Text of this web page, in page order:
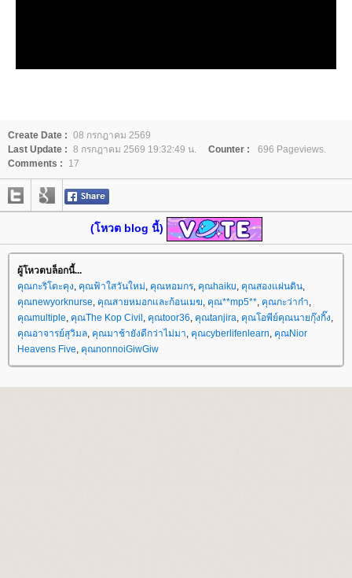
Create Date : 08 กรกฎาคม 2569
Last Update : 8 กรกฎาคม 2569 19:32:49 น. Counter :
696 Pageviews.
Comments :
17
(โหวต blog นี้)
ผู้โหวตบล็อกนี้...
คุณกะริโตะคุง, คุณฟ้าใสวันใหม่, คุณหอมกร, คุณhaiku, คุณสองแผ่นดิน,
คุณnewyorknurse, คุณสายหมอกและก้อนเมฆ, คุณ**mp5**, คุณกะว่าก๋า,
คุณmultiple, คุณThe Kop Civil , คุณtoor36, คุณtanjira, คุณโอพีย์คุณนายกุ๊งกิ๊ง,
คุณอาจารย์สุวิมล, คุณมาช้ายังดีกว่าไม่มา, คุณcyberlifenlearn, คุณNior
Heavens Five, คุณnonnoiGiwGiw